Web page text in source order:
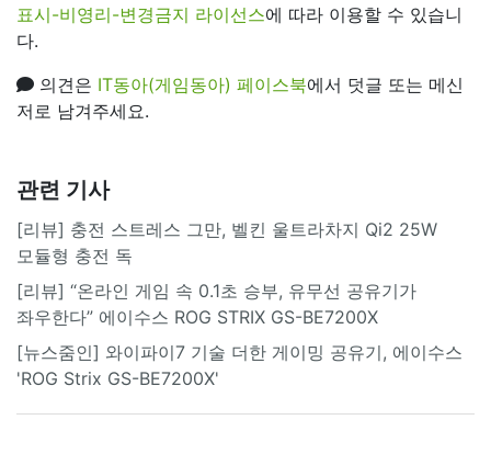
표시-비영리-변경금지 라이선스에 따라 이용할 수 있습니
다.
의견은 IT동아(게임동아) 페이스북에서 덧글 또는 메신
저로 남겨주세요.
관련 기사
[리뷰] 충전 스트레스 그만, 벨킨 울트라차지 Qi2 25W
모듈형 충전 독
[리뷰] “온라인 게임 속 0.1초 승부, 유무선 공유기가
좌우한다” 에이수스 ROG STRIX GS-BE7200X
[뉴스줌인] 와이파이7 기술 더한 게이밍 공유기, 에이수스
'ROG Strix GS-BE7200X'